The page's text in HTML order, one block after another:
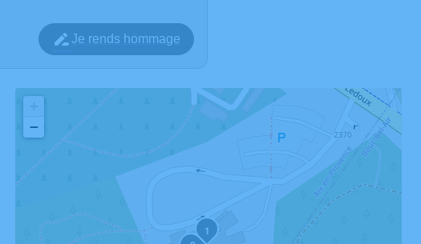
Je rends hommage
1
−